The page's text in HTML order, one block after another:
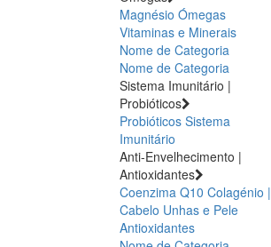
Magnésio Ómegas
Vitaminas e Minerais
Nome de Categoria
Nome de Categoria
Sistema Imunitário |
Probióticos
Probióticos Sistema
Imunitário
Anti-Envelhecimento |
Antioxidantes
Coenzima Q10 Colagénio |
Cabelo Unhas e Pele
Antioxidantes